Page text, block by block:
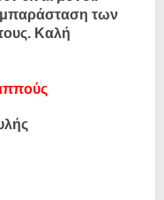
των
Καλή